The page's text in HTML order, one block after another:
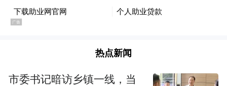
热点新闻
市委书记暗访乡镇一线，当